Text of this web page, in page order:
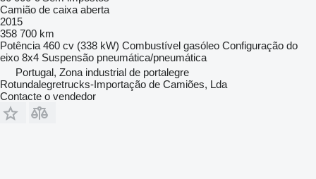
Camião de caixa aberta
2015
358 700 km
Potência 460 cv (338 kW) Combustível gasóleo Configuração do
eixo 8x4 Suspensão pneumática/pneumática
Portugal, Zona industrial de portalegre
Rotundalegretrucks-Importação de Camiões, Lda
Contacte o vendedor